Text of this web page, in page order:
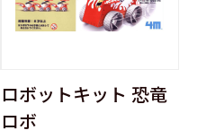
ロボットキット 恐竜
ロボ